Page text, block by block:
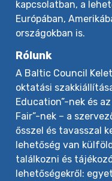
kapcsolatban, a
Európában,
országokban is.
Rólunk
A Baltic Council
oktatási
Education”-nek és
Fair”-nek – a
ősszel és tavasszal
lehetőség van
találkozni és
lehetőségekről: